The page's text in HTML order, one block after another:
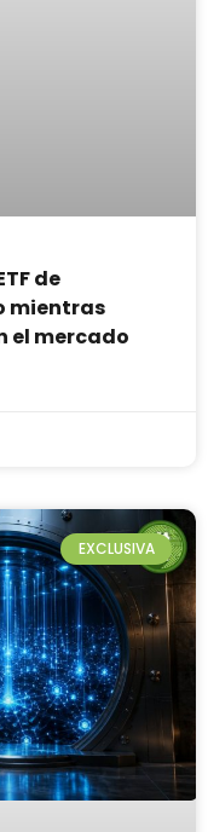
de
mientras
el mercado
EXCLUSIVA